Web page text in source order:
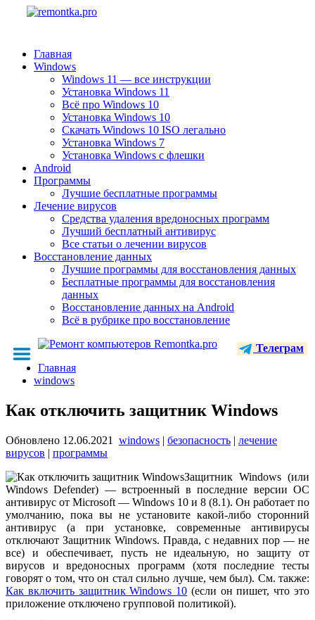
Главная
Windows
Windows 11 — все инструкции
Установка Windows 11
Всё про Windows 10
Установка Windows 10
Скачать Windows 10 ISO легально
Установка Windows 7
Установка Windows с флешки
Android
Программы
Лучшие бесплатные программы
Лечение вирусов
Средства удаления вредоносных программ
Лучший бесплатный антивирус
Все статьи о лечении вирусов
Восстановление данных
Лучшие программы для восстановления данных
Бесплатные программы для восстановления
данных
Восстановление данных на Android
Всё в рубрике про восстановление
Телеграм
Главная
windows
Как отключить защитник Windows
Обновлено 12.06.2021 windows | безопасность | лечение
вирусов | программы
Защитник Windows (или
Windows Defender) — встроенный в последние версии ОС
антивирус от Microsoft — Windows 10 и 8 (8.1). Он работает по
умолчанию, пока вы не установите какой-либо сторонний
антивирус (а при установке, современные антивирусы
отключают Защитник Windows. Правда, с недавних пор — не
все) и обеспечивает, пусть не идеальную, но защиту от
вирусов и вредоносных программ (хотя последние тесты
говорят о том, что он стал сильно лучше, чем был). См. также:
Как включить защитник Windows 10 (если он пишет, что это
приложение отключено групповой политикой).